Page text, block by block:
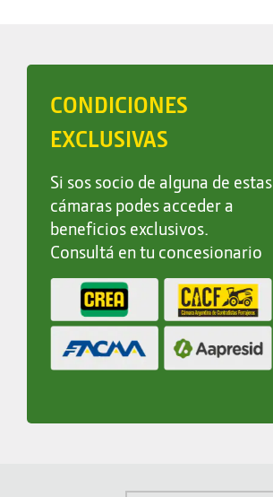
CONDICIONES
EXCLUSIVAS
Si sos socio de alguna de estas
cámaras podes acceder a
beneficios exclusivos.
Consultá en tu concesionario